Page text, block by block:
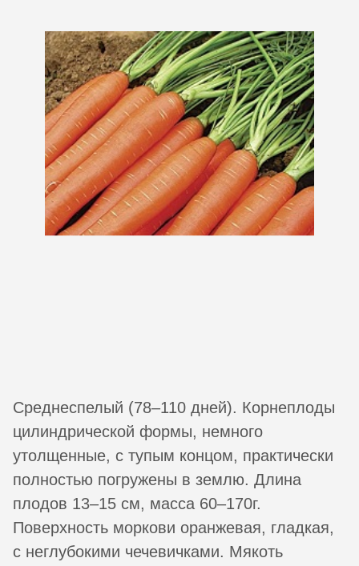
Среднеспелый (78–110 дней). Корнеплоды
цилиндрической формы, немного
утолщенные, с тупым концом, практически
полностью погружены в землю. Длина
плодов 13–15 см, масса 60–170г.
Поверхность моркови оранжевая, гладкая,
с неглубокими чечевичками. Мякоть